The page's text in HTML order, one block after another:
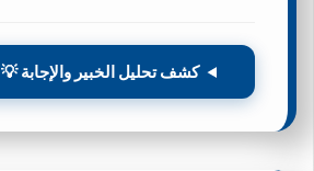
كشف تحليل الخبير والإجابة 💡